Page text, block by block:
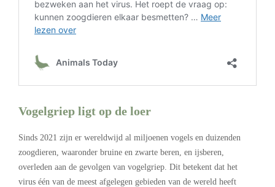
Vogelgriep ligt op de loer
Sinds 2021 zijn er wereldwijd al miljoenen vogels en duizenden
zoogdieren, waaronder bruine en zwarte beren, en ijsberen,
overleden aan de gevolgen van vogelgriep. Dit betekent dat het
virus één van de meest afgelegen gebieden van de wereld heeft